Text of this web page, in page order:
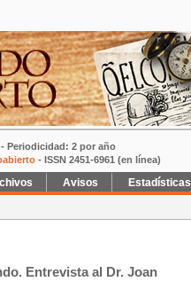
Periodicidad: 2 por año
- ISSN 2451-6961 (en línea)
Avisos Estadísticas
Entrevista al Dr. Joan